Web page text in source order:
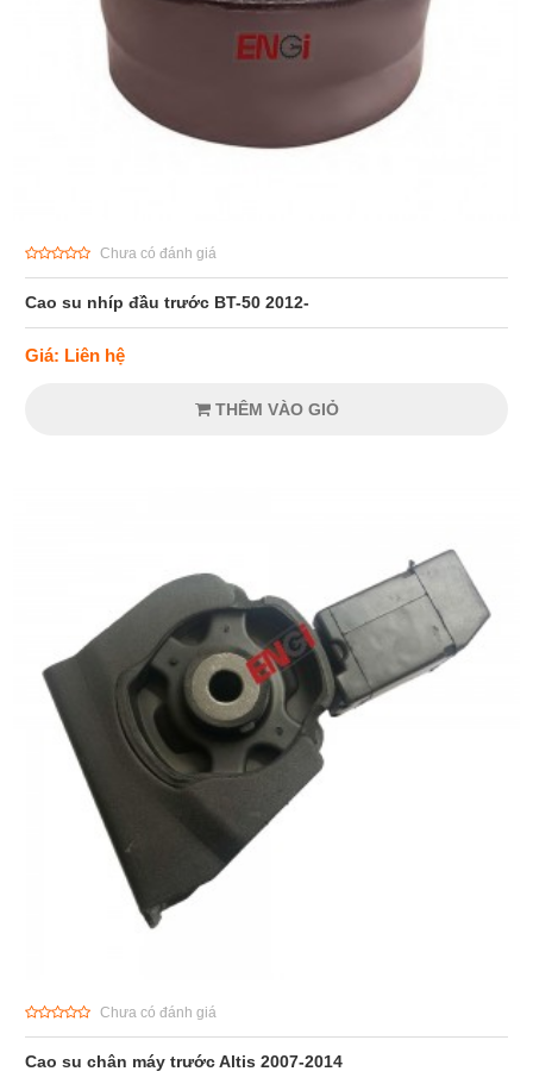
Chưa có đánh giá
Cao su nhíp đầu trước BT-50 2012-
Giá: Liên hệ
THÊM VÀO GIỎ
Chưa có đánh giá
Cao su chân máy trước Altis 2007-2014